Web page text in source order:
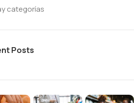
categorías
Posts